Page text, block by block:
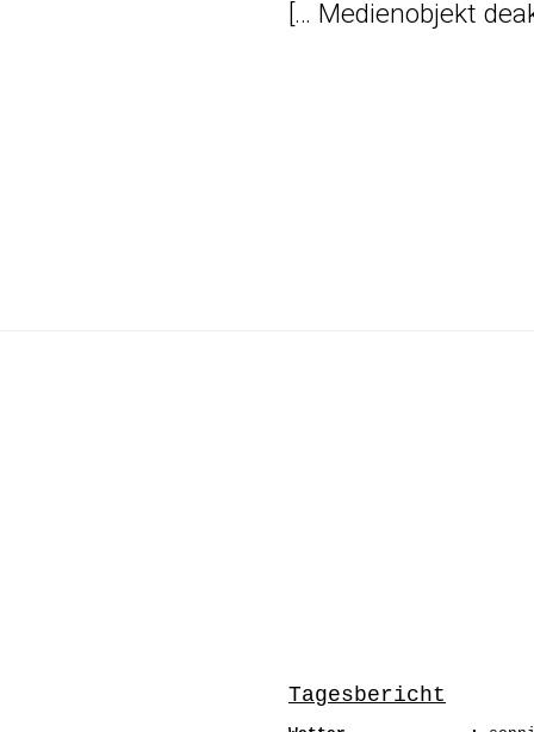
[… Medienobjekt
Tagesbericht